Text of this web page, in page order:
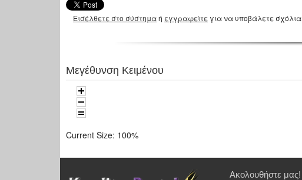
Εισέλθετε στο σύστημαή εγγραφείτε για να υποβάλετε σχόλια
Μεγέθυνση Κειμένου
Current Size: 100%
Ακολουθήστε μας!